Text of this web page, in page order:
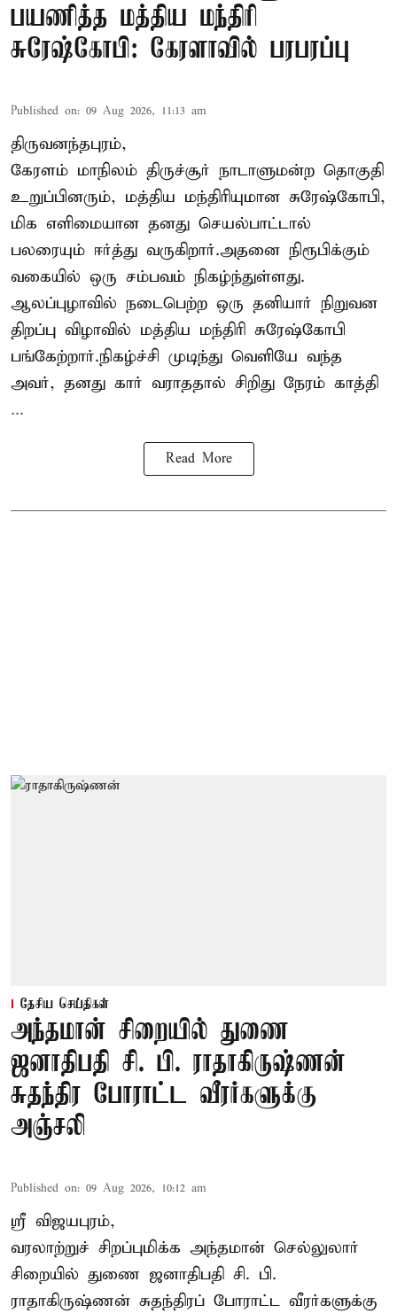
பயணித்த மத்திய மந்திரி
சுரேஷ்கோபி: கேரளாவில் பரபரப்பு
Published on: 09 Aug 2026, 11:13 am
திருவனந்தபுரம்,
கேரளம் மாநிலம் திருச்சூர் நாடாளுமன்ற தொகுதி
உறுப்பினரும், மத்திய மந்திரியுமான சுரேஷ்கோபி,
மிக எளிமையான தனது செயல்பாட்டால்
பலரையும் ஈர்த்து வருகிறார்.அதனை நிரூபிக்கும்
வகையில் ஒரு சம்பவம் நிகழ்ந்துள்ளது.
ஆலப்புழாவில் நடைபெற்ற ஒரு தனியார் நிறுவன
திறப்பு விழாவில் மத்திய மந்திரி சுரேஷ்கோபி
பங்கேற்றார்.நிகழ்ச்சி முடிந்து வெளியே வந்த
அவர், தனது கார் வராததால் சிறிது நேரம் காத்தி
...
Read More
தேசிய செய்திகள்
அந்தமான் சிறையில் துணை
ஜனாதிபதி சி. பி. ராதாகிருஷ்ணன்
சுதந்திர போராட்ட வீரர்களுக்கு
அஞ்சலி
Published on: 09 Aug 2026, 10:12 am
ஸ்ரீ விஜயபுரம்,
வரலாற்றுச் சிறப்புமிக்க அந்தமான் செல்லுலார்
சிறையில் துணை ஜனாதிபதி சி. பி.
ராதாகிருஷ்ணன் சுதந்திரப் போராட்ட வீரர்களுக்கு